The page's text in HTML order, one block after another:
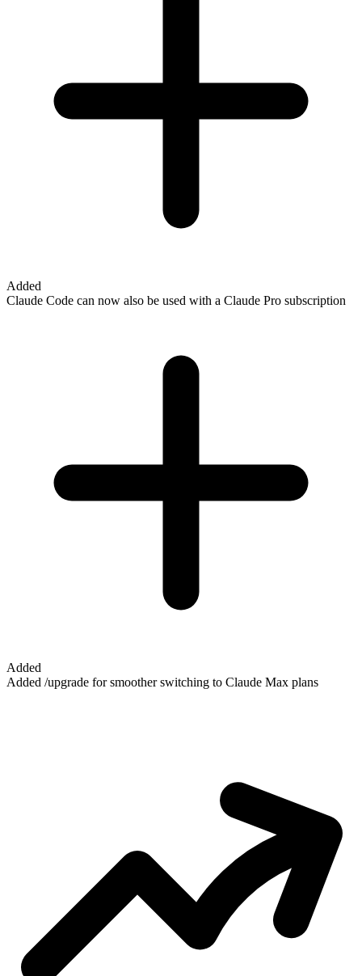
Added
Claude Code can now also be used with a Claude Pro subscription
Added
Added /upgrade for smoother switching to Claude Max plans